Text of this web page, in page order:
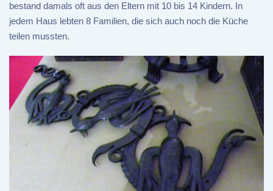
bestand damals oft aus den Eltern mit 10 bis 14 Kindern. In
jedem Haus lebten 8 Familien, die sich auch noch die Küche
teilen mussten.